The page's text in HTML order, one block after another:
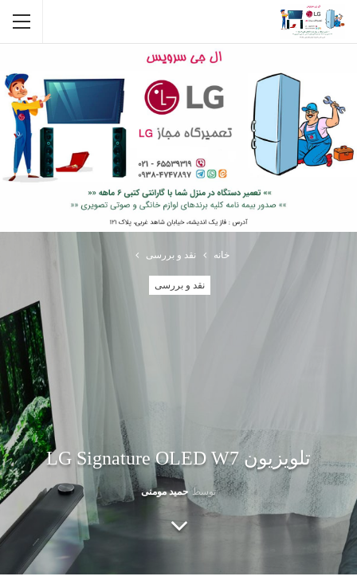
خانه نقد و بررسی
نقد و بررسی
تلویزیون LG Signature OLED W7
توسطحمید مومنی